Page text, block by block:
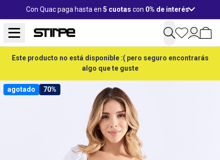
Con Quac paga hasta en 5 cuotas con 0% de interés
Este producto no está disponible :( pero seguro encontrarás
algo que te guste
agotado 70%